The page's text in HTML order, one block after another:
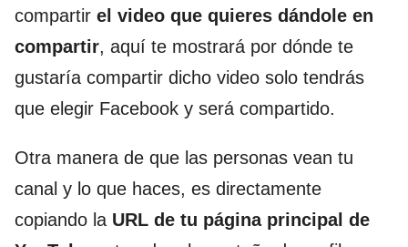
compartir el video que quieres dándole en
compartir, aquí te mostrará por dónde te
gustaría compartir dicho video solo tendrás
que elegir Facebook y será compartido.
Otra manera de que las personas vean tu
canal y lo que haces, es directamente
copiando la URL de tu página principal de